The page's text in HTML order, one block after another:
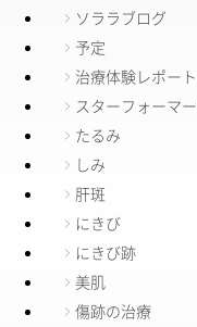
ソララブログ
予定
治療体験レポート
スターフォーマ
たるみ
しみ
肝斑
にきび
にきび跡
美肌
傷跡の治療